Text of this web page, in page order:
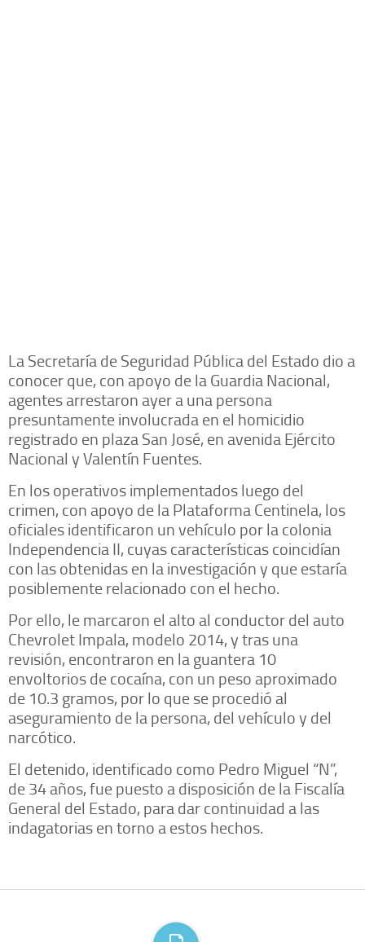
La Secretaría de Seguridad Pública del Estado dio a
conocer que, con apoyo de la Guardia Nacional,
agentes arrestaron ayer a una persona
presuntamente involucrada en el homicidio
registrado en plaza San José, en avenida Ejército
Nacional y Valentín Fuentes.
En los operativos implementados luego del
crimen, con apoyo de la Plataforma Centinela, los
oficiales identificaron un vehículo por la colonia
Independencia II, cuyas características coincidían
con las obtenidas en la investigación y que estaría
posiblemente relacionado con el hecho.
Por ello, le marcaron el alto al conductor del auto
Chevrolet Impala, modelo 2014, y tras una
revisión, encontraron en la guantera 10
envoltorios de cocaína, con un peso aproximado
de 10.3 gramos, por lo que se procedió al
aseguramiento de la persona, del vehículo y del
narcótico.
El detenido, identificado como Pedro Miguel “N”,
de 34 años, fue puesto a disposición de la Fiscalía
General del Estado, para dar continuidad a las
indagatorias en torno a estos hechos.